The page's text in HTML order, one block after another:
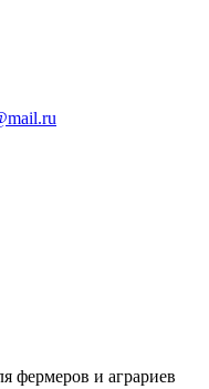
фермеров и аграриев